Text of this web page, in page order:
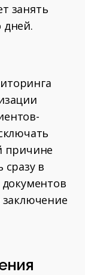
занять
дней.
причине
сразу в
заключение